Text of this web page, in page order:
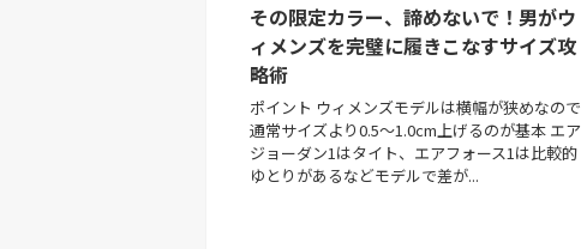
その限定カラー、諦めないで！男がウ
ィメンズを完璧に履きこなすサイズ攻
略術
ポイント ウィメンズモデルは横幅が狭めなので
通常サイズより0.5〜1.0cm上げるのが基本 エア
ジョーダン1はタイト、エアフォース1は比較的
ゆとりがあるなどモデルで差が...